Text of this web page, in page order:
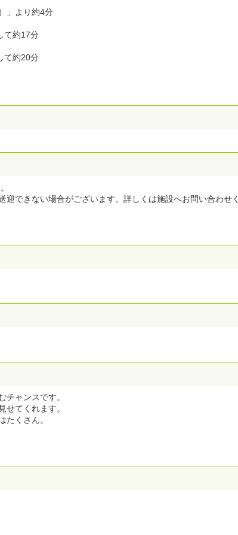
」より約4分
て約17分
て約20分
できない場合がございます。詳しくは施設へお問い合わせく
チャンスです。
せてくれます。
たくさん。